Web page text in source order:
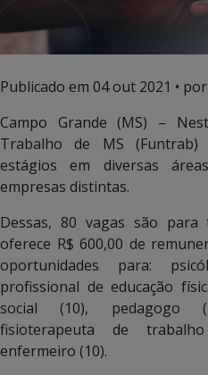
Publicado em 04 out 2021 •
Campo Grande (MS) –
Trabalho de MS
estágios em diversas
empresas distintas.
Dessas, 80 vagas são
oferece R$ 600,00 de
oportunidades para:
profissional de educação
social (10), pedagogo
fisioterapeuta de
enfermeiro (10).